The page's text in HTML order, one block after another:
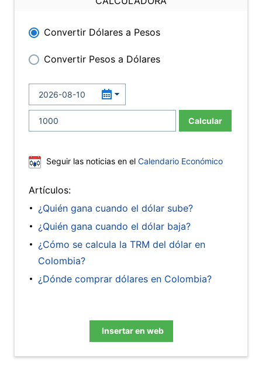
Convertir Dólares a Pesos
Convertir Pesos a Dólares
Calcular
Seguir las noticias en el Calendario Económico
Artículos:
¿Quién gana cuando el dólar sube?
¿Quién gana cuando el dólar baja?
¿Cómo se calcula la TRM del dólar en
Colombia?
¿Dónde comprar dólares en Colombia?
Insertar en web